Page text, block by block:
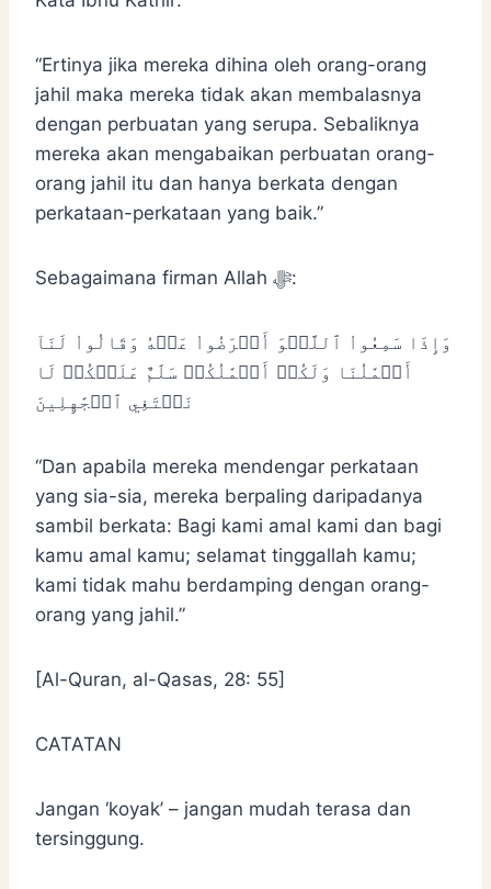
“Ertinya jika mereka dihina oleh orang-orang
jahil maka mereka tidak akan membalasnya
dengan perbuatan yang serupa. Sebaliknya
mereka akan mengabaikan perbuatan orang-
orang jahil itu dan hanya berkata dengan
perkataan-perkataan yang baik.”
Sebagaimana firman Allah ﷻ:
وَإِذَا سَمِعُواْ ٱللَّغۡوَ أَعۡرَضُواْ عَنۡهُ وَقَالُواْ لَنَآ
أَعۡمَٰلُنَا وَلَكُمۡ أَعۡمَٰلُكُمۡ سَلَٰمٌ عَلَيۡكُمۡ لَا
نَبۡتَغِي ٱلۡجَٰهِلِينَ
“Dan apabila mereka mendengar perkataan
yang sia-sia, mereka berpaling daripadanya
sambil berkata: Bagi kami amal kami dan bagi
kamu amal kamu; selamat tinggallah kamu;
kami tidak mahu berdamping dengan orang-
orang yang jahil.”
[Al-Quran, al-Qasas, 28: 55]
CATATAN
Jangan ‘koyak’ – jangan mudah terasa dan
tersinggung.